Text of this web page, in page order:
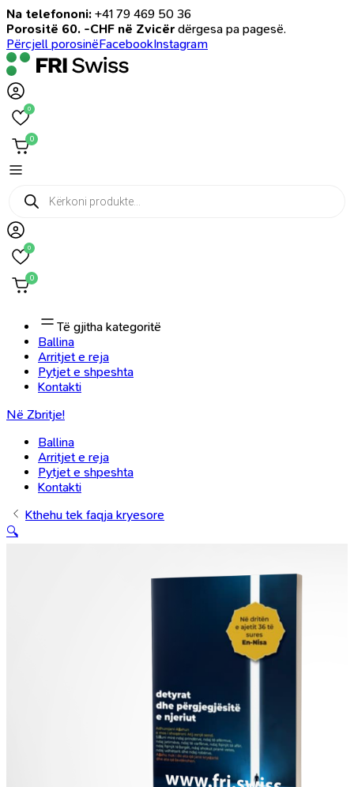
Na telefononi: +41 79 469 50 36
Porositë 60. -CHF në Zvicër dërgesa pa pagesë.
Përcjell porosinëFacebookInstagram
0
0
Products
search
0
0
Të gjitha kategoritë
Ballina
Arritjet e reja
Pytjet e shpeshta
Kontakti
Në Zbritje!
Ballina
Arritjet e reja
Pytjet e shpeshta
Kontakti
Kthehu tek faqja kryesore
🔍